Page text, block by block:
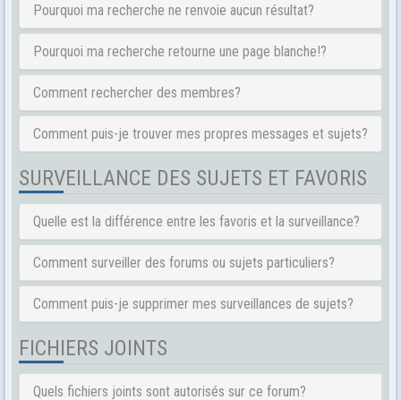
Pourquoi ma recherche ne renvoie aucun résultat?
Pourquoi ma recherche retourne une page blanche!?
Comment rechercher des membres?
Comment puis-je trouver mes propres messages et sujets?
SURVEILLANCE DES SUJETS ET FAVORIS
Quelle est la différence entre les favoris et la surveillance?
Comment surveiller des forums ou sujets particuliers?
Comment puis-je supprimer mes surveillances de sujets?
FICHIERS JOINTS
Quels fichiers joints sont autorisés sur ce forum?